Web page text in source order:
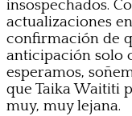
insospechados.
actualizaciones
confirmación de
anticipación solo
esperamos,
que Taika Waititi
muy, muy lejana.